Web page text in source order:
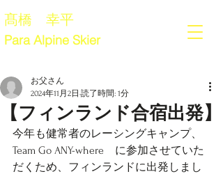
髙橋 幸平
Para Alpine Skier
【フィンランド合宿出発】
お父さん
2024年11月2日 読了時間: 1分
今年も健常者のレーシングキャンプ、
Team Go ANY-where　に参加させていた
だくため、フィンランドに出発しまし